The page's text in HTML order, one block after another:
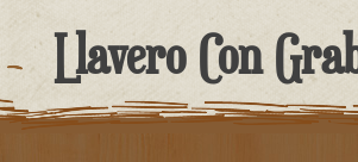
Llavero Con